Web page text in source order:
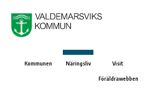
Kommunen Näringsliv Visit
Föräldrawebben